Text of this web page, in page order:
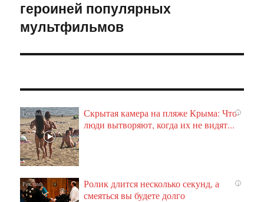
запись:
героиней популярных
мультфильмов
i
Скрытая камера на пляже Крыма: Что
люди вытворяют, когда их не видят...
i
Ролик длится несколько секунд, а
смеяться вы будете долго